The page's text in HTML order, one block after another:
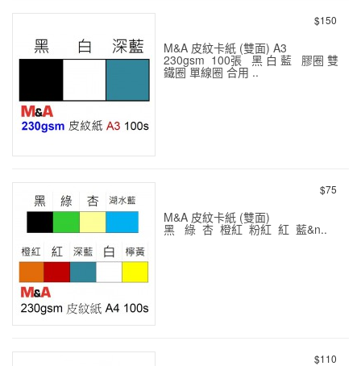
$150
M&A 皮紋卡紙 (雙面) A3
230gsm 100張 黑 白 藍 膠圈 雙
鐵圈 單線圈 合用 ..
$75
M&A 皮紋卡紙 (雙面)
黑 綠 杏 橙紅 粉紅 紅 藍&n..
$110